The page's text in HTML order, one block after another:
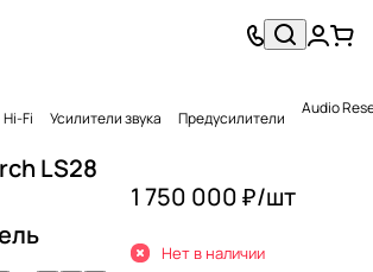
Hi-Fi Усилители звука Предусилители Audio
LS28
1 750 000 ₽/шт
Нет в наличии